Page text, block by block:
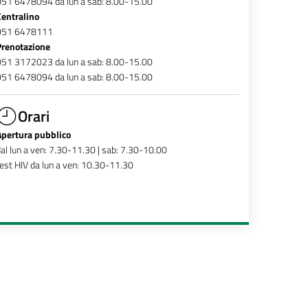
6478111
3172023 da lun a sab: 8.00-15.00
6478094 da lun a sab: 8.00-15.00
Orari
pubblico
lun a ven: 7.30-11.30 | sab: 7.30-10.00
HIV da lun a ven: 10.30-11.30